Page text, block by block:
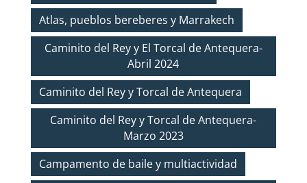
Atlas, pueblos bereberes y Marrakech
Caminito del Rey y El Torcal de Antequera-
Abril 2024
Caminito del Rey y Torcal de Antequera
Caminito del Rey y Torcal de Antequera-
Marzo 2023
Campamento de baile y multiactividad